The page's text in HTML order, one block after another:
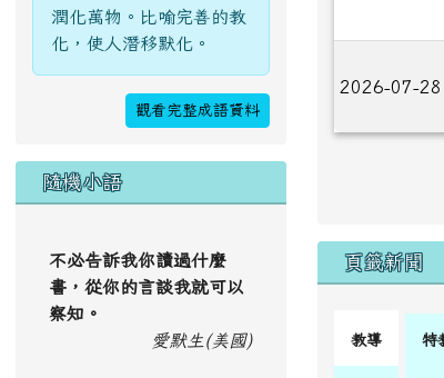
潤化萬物。比喻完善的教
化，使人潛移默化。
觀看完整成語資料
隨機小語
不必告訴我你讀過什麼
書，從你的言談我就可以
察知。
愛默生(美國)
2026-07-28
頁籤新聞
教導 特